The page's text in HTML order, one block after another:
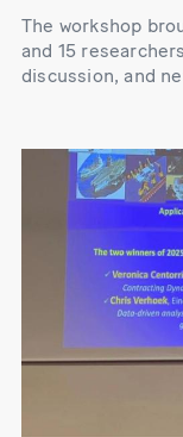
The workshop
and 15
discussion, and